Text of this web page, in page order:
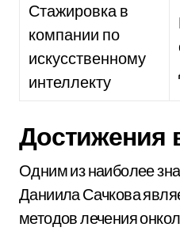
Стажировка в
компании по
искусственному
интеллекту
Достижения
Одним из наиболее
Даниила Сачкова
методов лечения